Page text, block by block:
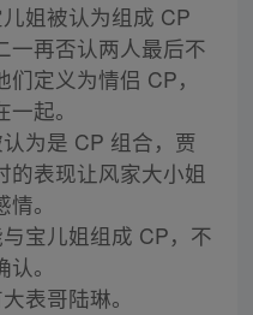
姐被认为组成 CP
一再否认两人最后不
定义为情侣 CP，
起。
为是 CP 组合，贾
的表现让风家大小姐
。
宝儿姐组成 CP，不
。
表哥陆琳。